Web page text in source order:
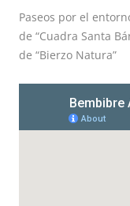
Paseos por el
de “Cuadra Santa
de “Bierzo Natura”